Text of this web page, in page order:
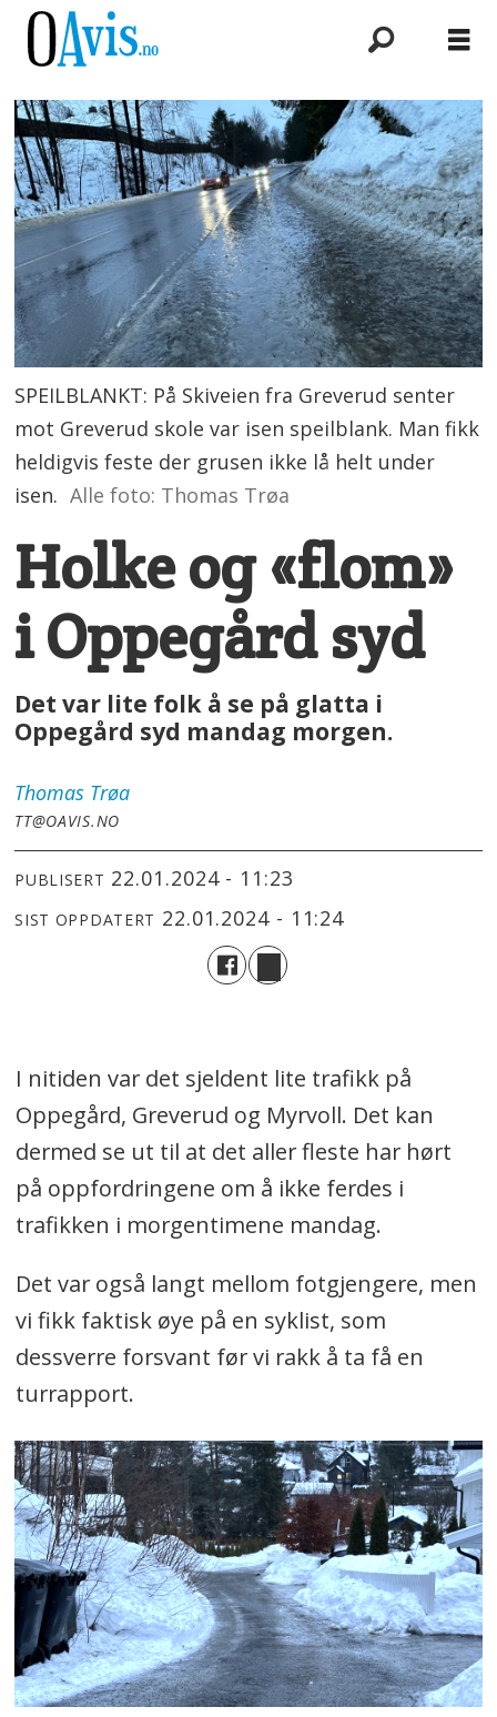
SPEILBLANKT: På Skiveien fra Greverud senter
mot Greverud skole var isen speilblank. Man fikk
heldigvis feste der grusen ikke lå helt under
isen. Alle foto: Thomas Trøa
Holke og «flom»
i Oppegård syd
Det var lite folk å se på glatta i
Oppegård syd mandag morgen.
Thomas Trøa
TT@OAVIS.NO
PUBLISERT 22.01.2024 - 11:23
SIST OPPDATERT 22.01.2024 - 11:24
I nitiden var det sjeldent lite trafikk på
Oppegård, Greverud og Myrvoll. Det kan
dermed se ut til at det aller fleste har hørt
på oppfordringene om å ikke ferdes i
trafikken i morgentimene mandag.
Det var også langt mellom fotgjengere, men
vi fikk faktisk øye på en syklist, som
dessverre forsvant før vi rakk å ta få en
turrapport.